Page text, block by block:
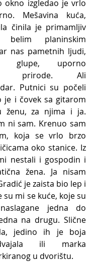
okno izgledao je vrlo
Mešavina kuća,
činila je primamljiv
planinskim
nas pametnih ljudi,
glupe, uporno
prirode. Ali
Putnici su počeli
je i čovek sa gitarom
ženu, za njima i ja.
ni sam. Krenuo sam
koja se vrlo brzo
oko stanice. Iz
nestali i gospodin i
žena. Ja nisam
je zaista bio lep i
su mi se kuće, koje su
jedna do
na drugu. Slične
jedino ih je boja
ili marka
u dvorištu.